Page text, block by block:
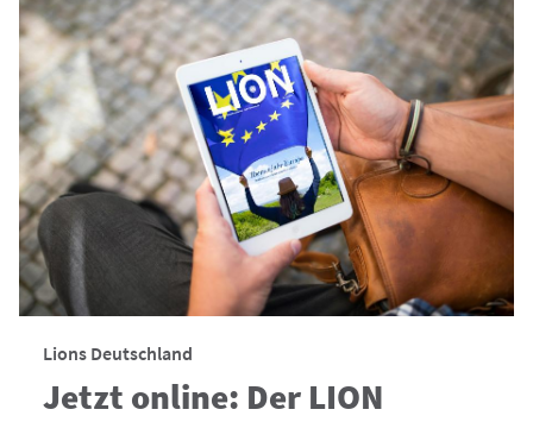
Lions Deutschland
Jetzt online: Der LION